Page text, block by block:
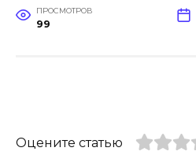
ПРОСМОТРОВ
99
Оцените статью